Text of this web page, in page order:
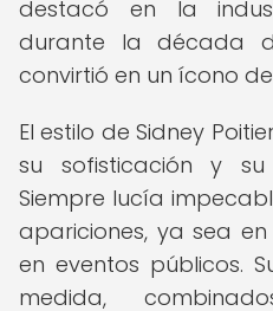
destacó en la
durante la década
convirtió en un ícono
El estilo de Sidney
su sofisticación y
Siempre lucía
apariciones, ya sea
en eventos públicos.
medida,